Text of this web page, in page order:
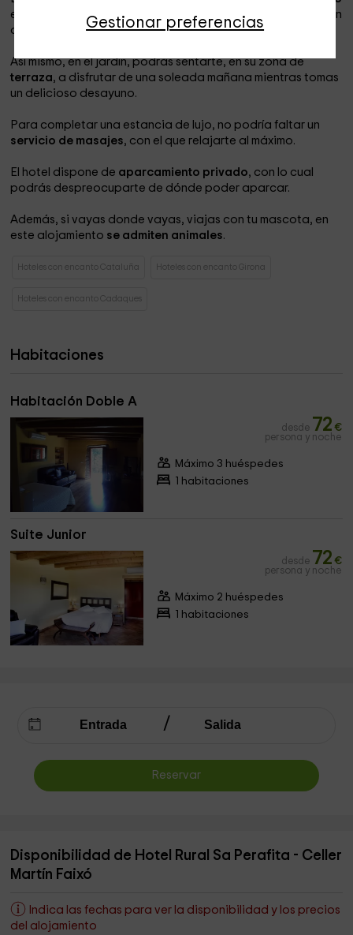
Gestionar preferencias
en el cual encontrarás un bonito
estanque
en el que habitan
algunos animales.
Así mismo, en el jardín, podrás sentarte, en su zona de
terraza, a disfrutar de una soleada mañana mientras tomas
un delicioso desayuno.
Para completar una estancia de lujo, no podría faltar un
servicio de masajes, con el que relajarte al máximo.
El hotel dispone de aparcamiento privado, con lo cual
podrás despreocuparte de dónde poder aparcar.
Además, si vayas donde vayas, viajas con tu mascota, en
este alojamiento se admiten animales.
Hoteles con encanto Cataluña Hoteles con encanto Girona
Hoteles con encanto Cadaques
Habitaciones
Habitación Doble A
desde 72 €
persona y noche
Máximo 3 huéspedes
1 habitaciones
Suite Junior
desde 72 €
persona y noche
Máximo 2 huéspedes
1 habitaciones
Reservar
Disponibilidad de Hotel Rural Sa Perafita - Celler
Martín Faixó
Indica las fechas para ver la disponibilidad y los precios
del alojamiento